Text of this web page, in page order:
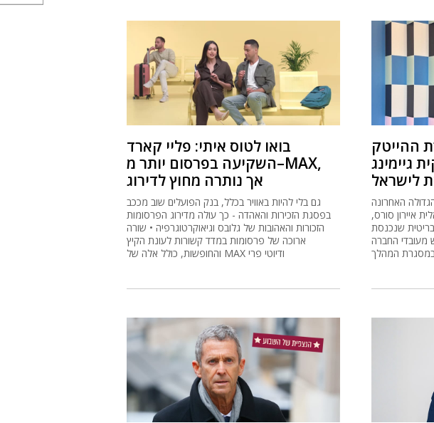
בואו לטוס איתי: פליי קארד
השקיעה בפרסום יותר מ–MAX,
אך נותרה מחוץ לדירוג
גם בלי להיות באוויר בכלל, בנק הפועלים שוב מככב
בפסגת הזכירות והאהדה - כך עולה מדירוג הפרסומות
הזכורות והאהובות של גלובס וגיאוקרטוגרפיה • שורה
ארוכה של פרסומות במדד קשורות לעונת הקיץ
והחופשות, כולל אלה של MAX ודיוטי פרי
ההייטק
גיימינג
לישראל
האחרונה
איירון סורס,
הבריטית שנכנסת
מעובדי החברה
במסגרת המהלך